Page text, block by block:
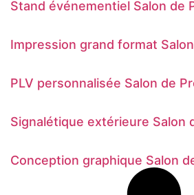
Stand événementiel Salon de
Impression grand format
PLV personnalisée Salon de
Signalétique extérieure Salon
Conception graphique Salon